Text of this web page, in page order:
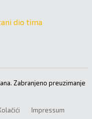
dio tima
Zabranjeno preuzimanje
Impressum